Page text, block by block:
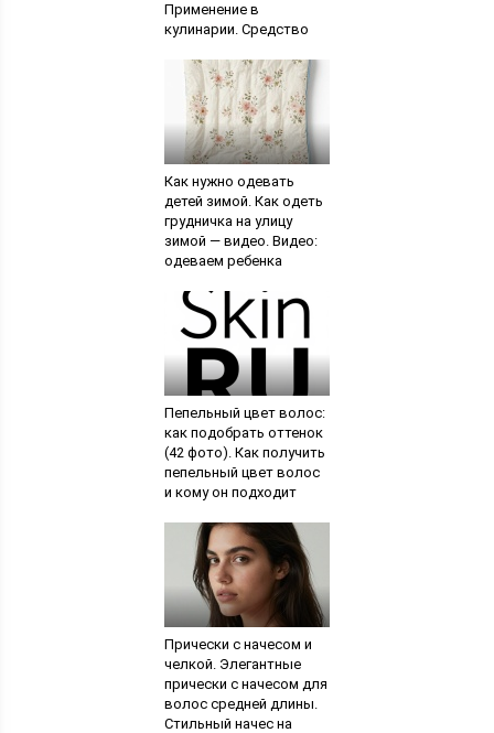
Применение в
кулинарии. Средство
ногтей
Как нужно одевать
детей зимой. Как одеть
грудничка на улицу
зимой — видео. Видео:
одеваем ребенка
Пепельный цвет волос:
как подобрать оттенок
(42 фото). Как получить
пепельный цвет волос
и кому он подходит
Прически с начесом и
челкой. Элегантные
прически с начесом для
волос средней длины.
Стильный начес на